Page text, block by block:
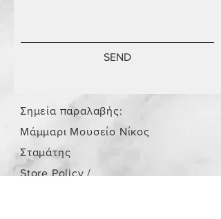
SEND
Σημεία παραλαβής:
Μάμμαρι Μουσείο Νίκος
Σταμάτης
Store Policy/